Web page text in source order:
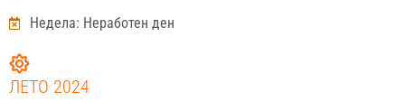
Недела: Неработен ден
ЛЕТО 2024